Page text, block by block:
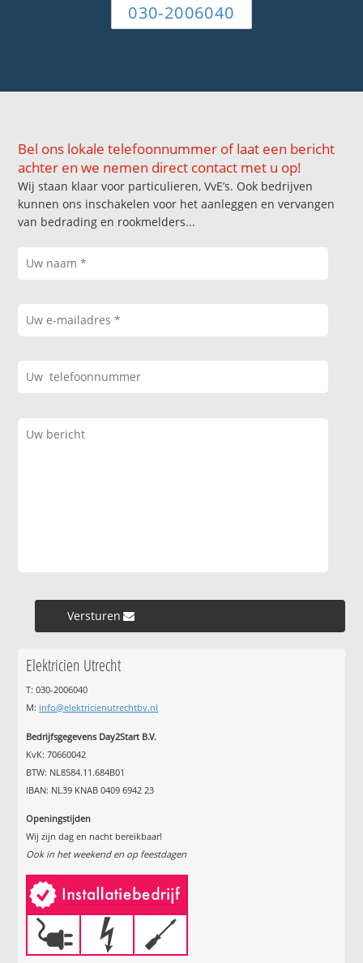
030-2006040
Bel ons lokale telefoonnummer of laat een bericht
achter en we nemen direct contact met u op!
Wij staan klaar voor particulieren, VvE’s. Ook bedrijven
kunnen ons inschakelen voor het aanleggen en vervangen
van bedrading en rookmelders...
Versturen »
Elektricien Utrecht
T: 030-2006040
M: info@elektricienutrechtbv.nl
Bedrijfsgegevens Day2Start B.V.
KvK: 70660042
BTW: NL8584.11.684B01
IBAN: NL39 KNAB 0409 6942 23
Openingstijden
Wij zijn dag en nacht bereikbaar!
Ook in het weekend en op feestdagen